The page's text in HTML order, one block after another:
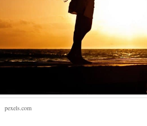
pexels.com